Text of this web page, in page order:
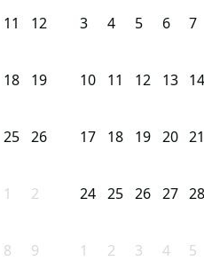
11 12
18 19
25 26
1 2
8 9
3 4 5 6 7
10 11 12 13 14
17 18 19 20 21
24 25 26 27 28
1 2 3 4 5